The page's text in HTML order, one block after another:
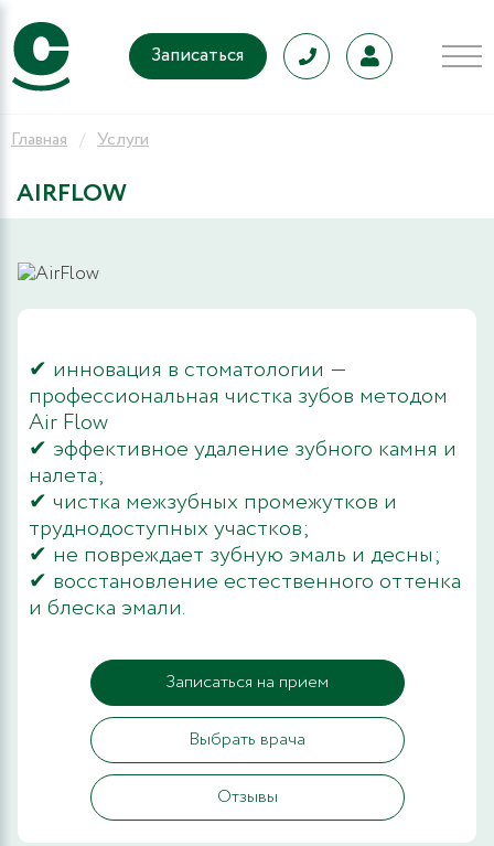
Записаться
Главная Услуги
AIRFLOW
✔ инновация в стоматологии ―
профессиональная чистка зубов методом
Air Flow
✔ эффективное удаление зубного камня и
налета;
✔ чистка межзубных промежутков и
труднодоступных участков;
✔ не повреждает зубную эмаль и десны;
✔ восстановление естественного оттенка
и блеска эмали.
Записаться на прием
Выбрать врача
Отзывы